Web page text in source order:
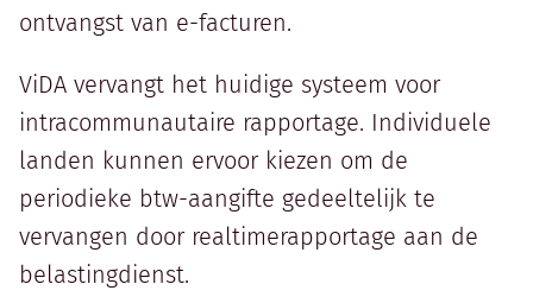
ontvangst van e-facturen.
ViDA vervangt het huidige systeem voor
intracommunautaire rapportage. Individuele
landen kunnen ervoor kiezen om de
periodieke btw-aangifte gedeeltelijk te
vervangen door realtimerapportage aan de
belastingdienst.